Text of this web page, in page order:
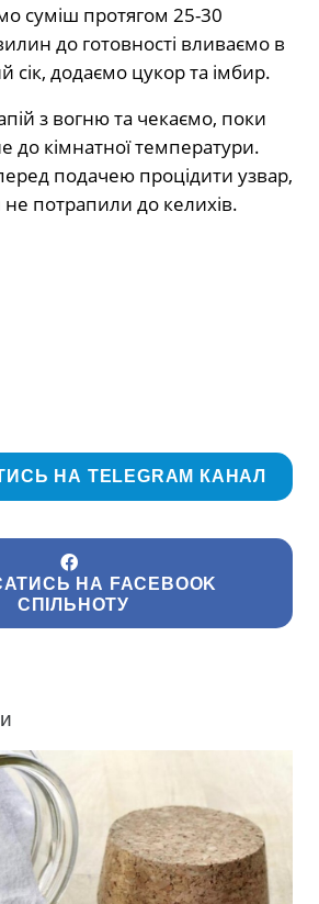
суміш протягом 25-30
до готовності вливаємо в
сік, додаємо цукор та імбир.
з вогню та чекаємо, поки
до кімнатної температури.
подачею процідити узвар,
потрапили до келихів.
НА TELEGRAM КАНАЛ
НА FACEBOOK
СПІЛЬНОТУ